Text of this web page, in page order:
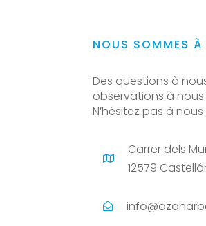
NOUS SOMMES
Des questions à
observations à nous
N’hésitez pas à

Carrer dels
12579
